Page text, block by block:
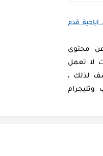
قدم
محتوى
لا تعمل
لذلك ،